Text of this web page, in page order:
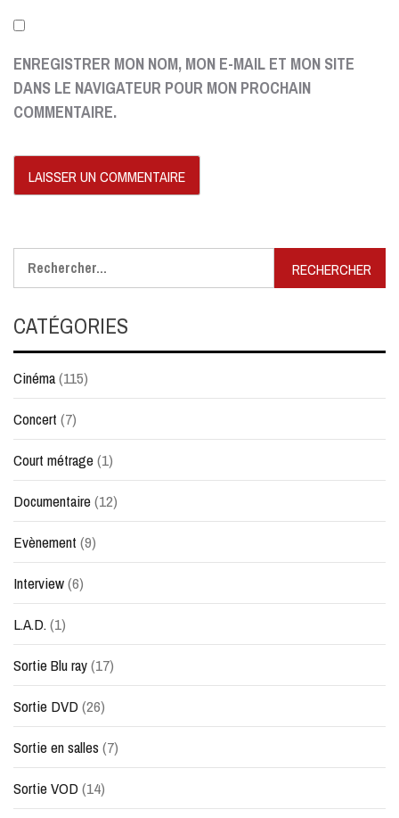
ENREGISTRER MON NOM, MON E-MAIL ET MON SITE
DANS LE NAVIGATEUR POUR MON PROCHAIN
COMMENTAIRE.
Rechercher :
CATÉGORIES
Cinéma(115)
Concert (7)
Court métrage(1)
Documentaire(12)
Evènement (9)
Interview(6)
L.A.D.(1)
Sortie Blu ray(17)
Sortie DVD(26)
Sortie en salles(7)
Sortie VOD(14)